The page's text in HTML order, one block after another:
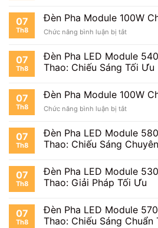
Cây
Pha
Module
100W
Biển
Quảng
Cáo
07
Th8
Đèn Pha Module 100W
Chức năng bình luận bị tắtở
Pha
Module
100W
Công
07
Th8
Đèn Pha LED Module
Thao: Chiếu Sáng Tối Ưu
07
Th8
Đèn Pha Module 100W
Chức năng bình luận bị tắtở
Pha
Module
100W
Bãi
Đỗ
Xe
07
Th8
Đèn Pha LED Module
Thao: Chiếu Sáng
07
Th8
Đèn Pha LED Module
Thao: Giải Pháp Tối Ưu
07
Th8
Đèn Pha LED Module
Thao: Chiếu Sáng Chuẩn